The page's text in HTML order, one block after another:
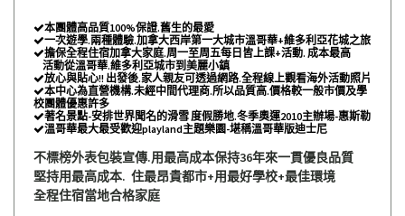
本團體高品質100%保證.舊生的最愛
一次遊學.兩種體驗.加拿大西岸第一大城市溫哥華+維多利亞花城之旅
擔保全程住宿加拿大家庭.周一至周五每日皆上課+活動. 成本最高
活動從溫哥華.維多利亞城市到美麗小鎮
放心與貼心!! 出發後.家人親友可透過網路.全程線上觀看海外活動照片
本中心為直營機構.未經中間代理商.所以品質高.價格較一般市價及學
校團體優惠許多
著名景點-安排世界聞名的滑雪 度假勝地.冬季奧運2010主辦場-惠斯勒
溫哥華最大最受歡迎playland主題樂園-堪稱溫哥華版迪士尼
不標榜外表包裝宣傳.用最高成本保持36年來一貫優良品質
堅持用最高成本. 住最昂貴都市+用最好學校+最佳環境
全程住宿當地合格家庭